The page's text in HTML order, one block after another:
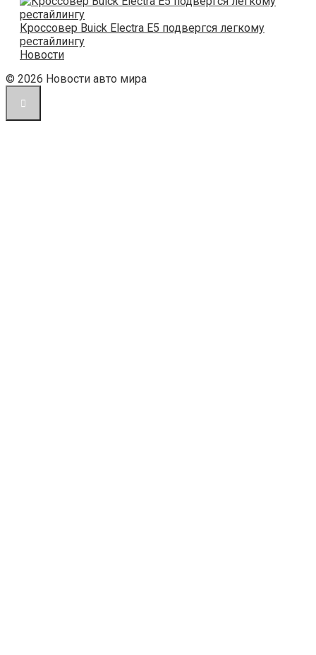
Кроссовер Buick Electra E5 подвергся легкому
рестайлингу
Новости
© 2026 Новости авто мира